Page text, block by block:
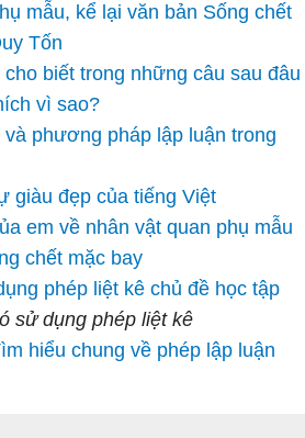
mẫu, kể lại văn bản Sống chết
Tốn
biết trong những câu sau đâu
vì sao?
phương pháp lập luận trong
giàu đẹp của tiếng Việt
em về nhân vật quan phụ mẫu
chết mặc bay
phép liệt kê chủ đề học tập
sử dụng phép liệt kê
hiểu chung về phép lập luận